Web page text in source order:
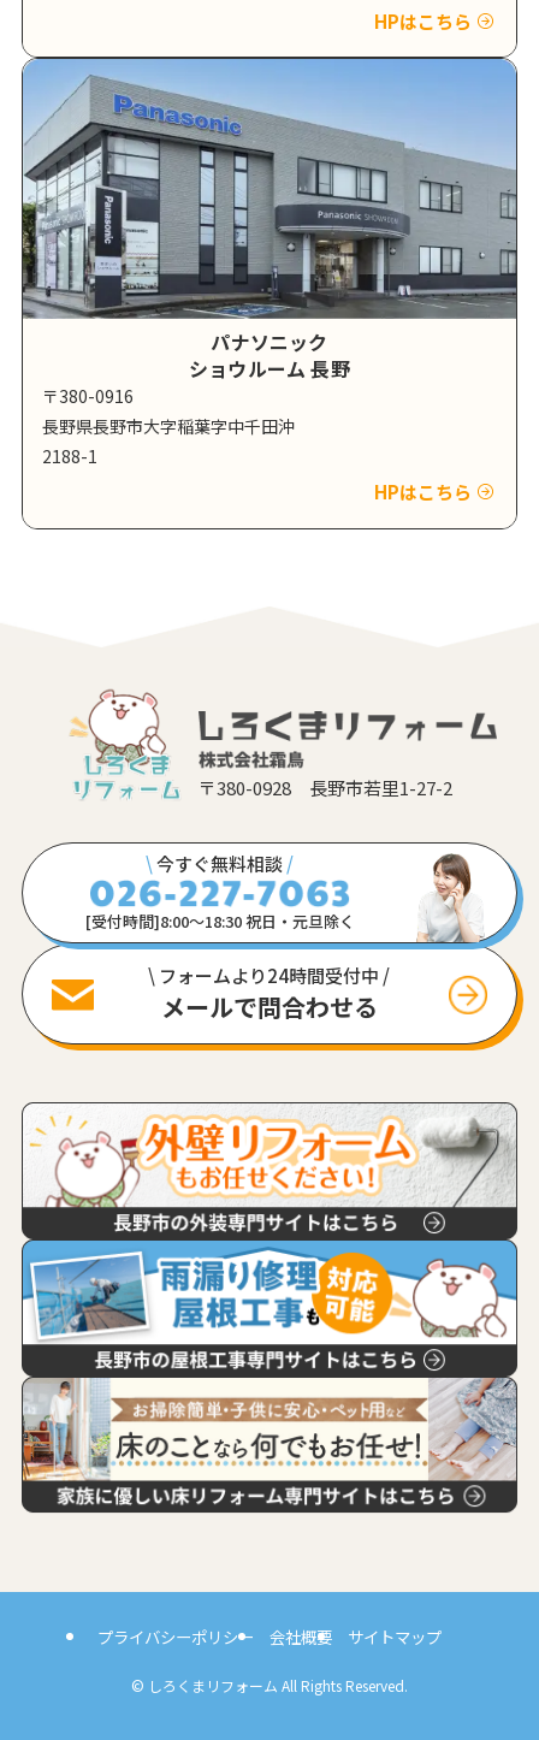
HPはこちら
パナソニック
ショウルーム 長野
〒380-0916
長野県長野市大字稲葉字中千田沖
2188-1
HPはこちら
〒380-0928 長野市若里1-27-2
\今すぐ無料相談 /
[受付時間]8:00〜18:30 祝日・元旦除く
\ フォームより24時間受付中 /
メールで問合わせる
プライバシーポリシー 会社概要 サイトマップ
© しろくまリフォーム All Rights Reserved.